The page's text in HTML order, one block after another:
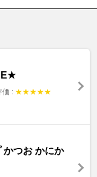
価 : ★★★★★
かつお かにか